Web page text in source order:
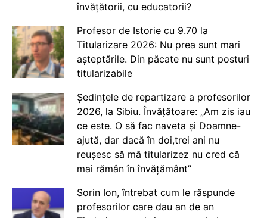
învățătorii, cu educatorii?
Profesor de Istorie cu 9.70 la
Titularizare 2026: Nu prea sunt mari
așteptările. Din păcate nu sunt posturi
titularizabile
Ședințele de repartizare a profesorilor
2026, la Sibiu. Învățătoare: „Am zis iau
ce este. O să fac naveta și Doamne-
ajută, dar dacă în doi,trei ani nu
reușesc să mă titularizez nu cred că
mai rămân în învățământ”
Sorin Ion, întrebat cum le răspunde
profesorilor care dau an de an